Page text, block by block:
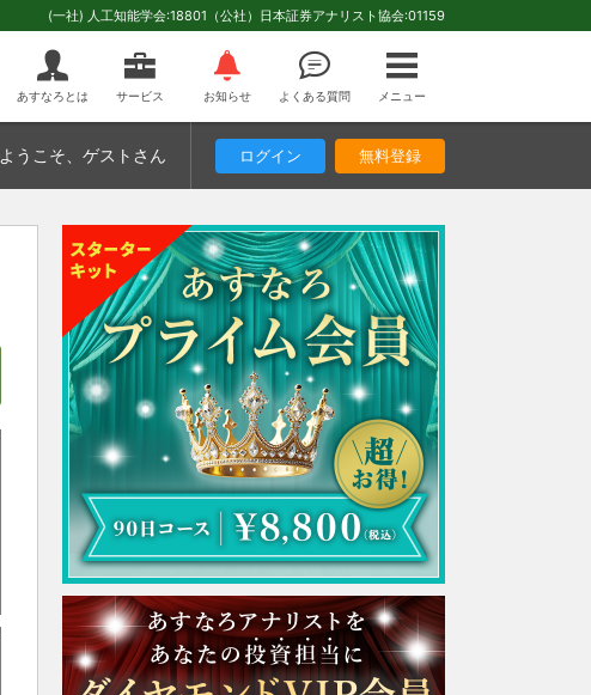
(一社) 人工知能学会:18801（公社）日本証券アナリスト協会:01159
あすなろとは サービス お知らせ よくある質問 メニュー
ようこそ 、ゲストさん ログイン 無料登録